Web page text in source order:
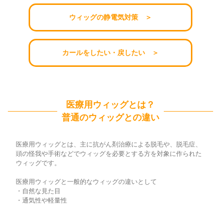
ウィッグの静電気対策 ＞
カールをしたい・戻したい ＞
医療用ウィッグとは？
普通のウィッグとの違い
医療用ウィッグとは、主に抗がん剤治療による脱毛や、脱毛症、
頭の怪我や手術などでウィッグを必要とする方を対象に作られた
ウィッグです。
医療用ウィッグと一般的なウィッグの違いとして
・自然な見た目
・通気性や軽量性